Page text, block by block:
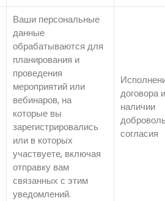
Ваши персональные
данные
обрабатываются для
планирования и
проведения
мероприятий или
вебинаров, на
которые вы
зарегистрировались
или в которых
участвуете, включая
отправку вам
связанных с этим
уведомлений.
договора
наличии
согласия